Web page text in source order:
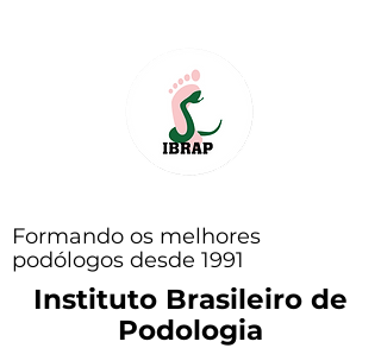
Formando os melhores
podólogos desde 1991
Instituto Brasileiro de
Podologia